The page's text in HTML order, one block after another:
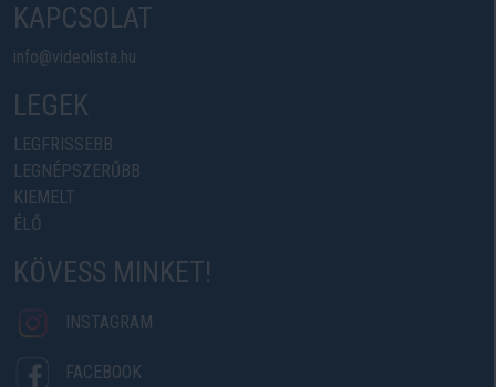
KAPCSOLAT
info@videolista.hu
LEGEK
LEGFRISSEBB
LEGNÉPSZERŰBB
KIEMELT
ÉLŐ
KÖVESS MINKET!
INSTAGRAM
FACEBOOK